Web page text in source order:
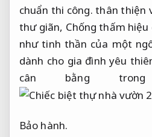
chuẩn thi công. thân thiện
thư giãn, Chống thấm hiệu
như tinh thần của một
dành cho gia đình yêu
cân bằng
Bảo hành.